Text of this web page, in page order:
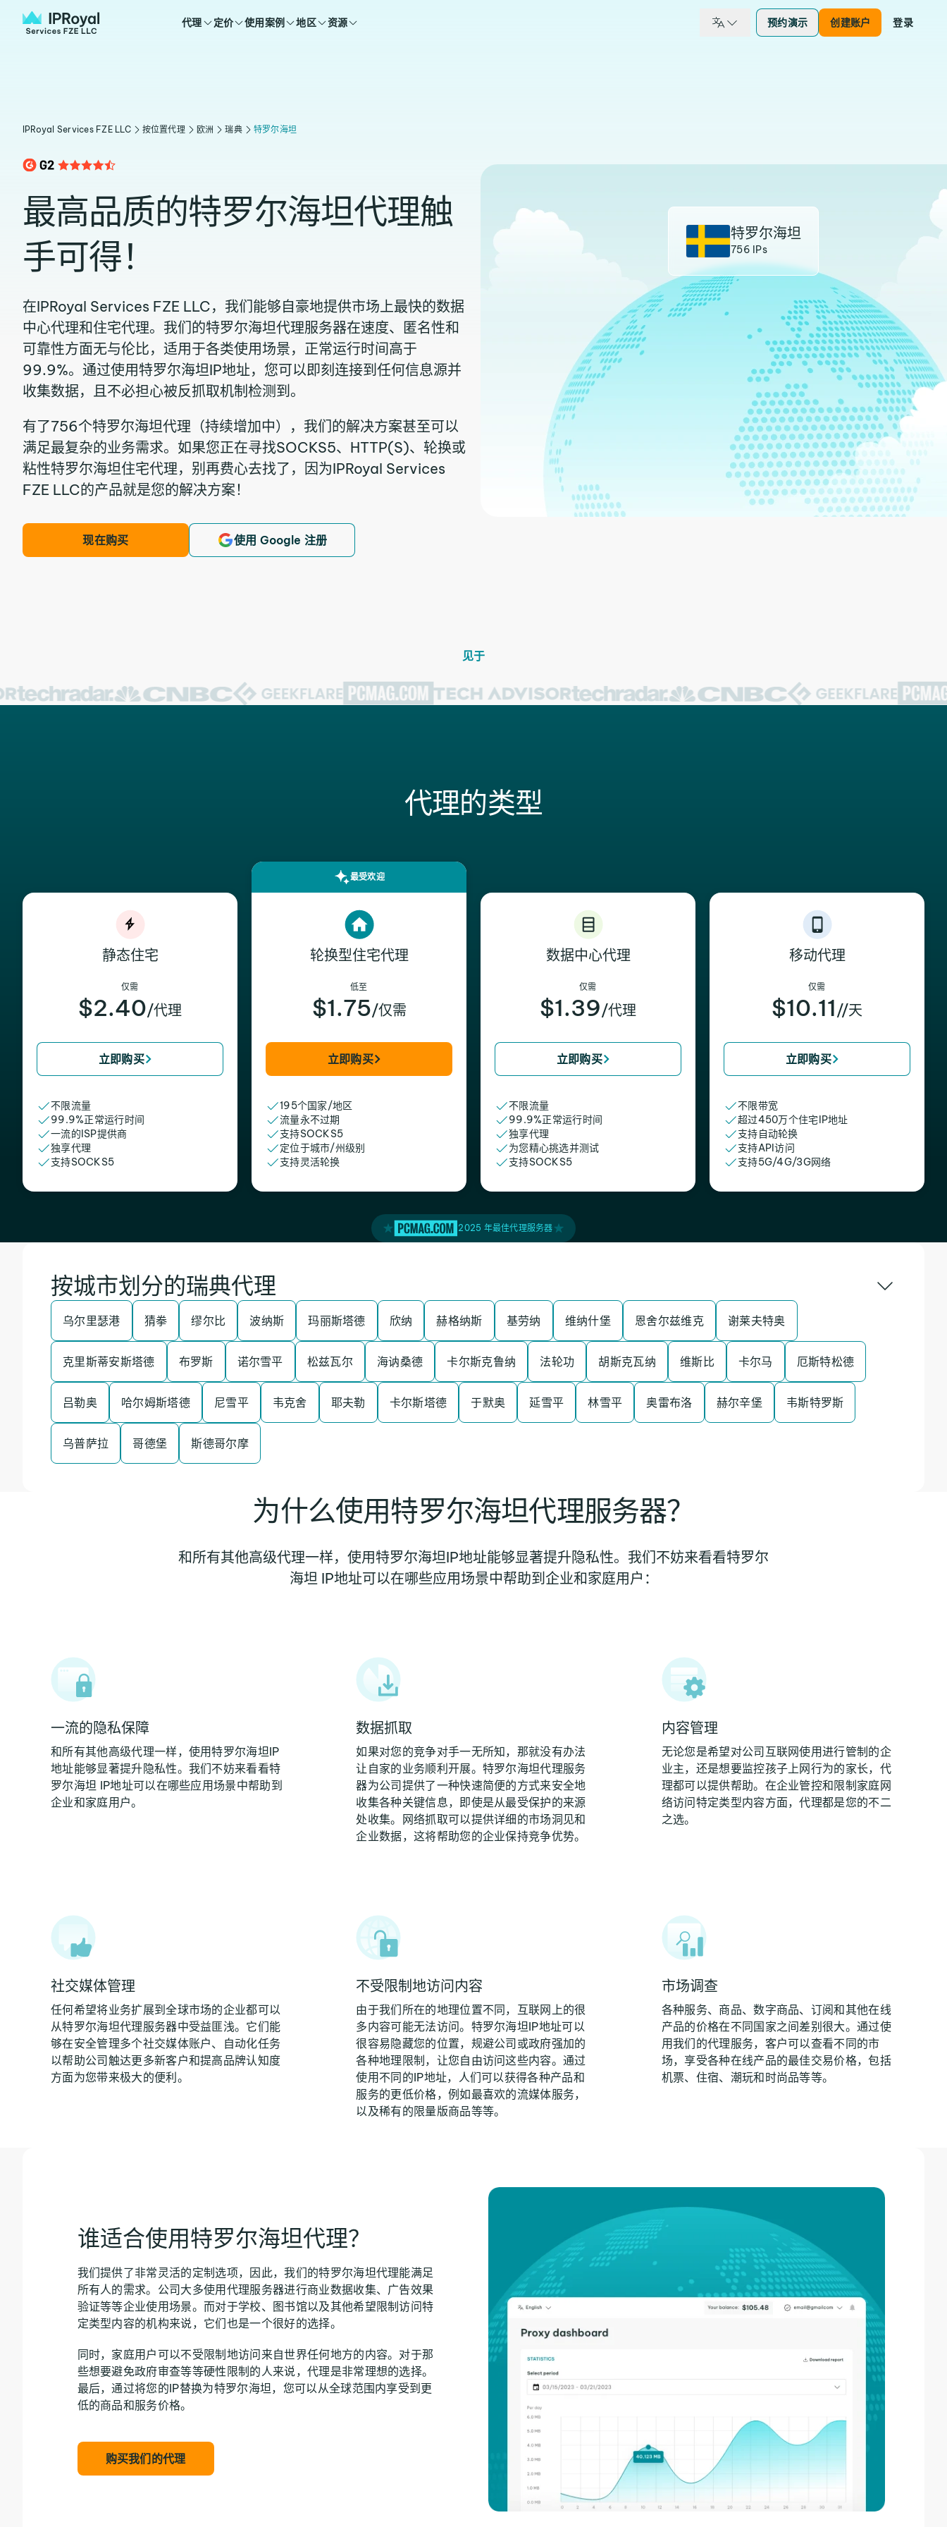
代理 定价 使用案例 地区 资源 预约演示 创建账户 登录
IPRoyal Services FZE LLC 按位置代理 欧洲 瑞典 特罗尔海坦
最高品质的特罗尔海坦代理触
手可得！
在IPRoyal Services FZE LLC，我们能够自豪地提供市场上最快的数据
中心代理和住宅代理。我们的特罗尔海坦代理服务器在速度、匿名性和
可靠性方面无与伦比，适用于各类使用场景，正常运行时间高于
99.9%。通过使用特罗尔海坦IP地址，您可以即刻连接到任何信息源并
收集数据，且不必担心被反抓取机制检测到。
有了756个特罗尔海坦代理（持续增加中），我们的解决方案甚至可以
满足最复杂的业务需求。如果您正在寻找SOCKS5、HTTP(S)、轮换或
粘性特罗尔海坦住宅代理，别再费心去找了，因为IPRoyal Services
FZE LLC的产品就是您的解决方案！
现在购买 使用 Google 注册
特罗尔海坦
756 IPs
见于
代理的类型
静态住宅
仅需
$2.40/代理
立即购买
不限流量
99.9%正常运行时间
一流的ISP提供商
独享代理
支持SOCKS5
最受欢迎
轮换型住宅代理
低至
$1.75/仅需
立即购买
195个国家/地区
流量永不过期
支持SOCKS5
定位于城市/州级别
支持灵活轮换
数据中心代理
仅需
$1.39/代理
立即购买
不限流量
99.9%正常运行时间
独享代理
为您精心挑选并测试
支持SOCKS5
移动代理
仅需
$10.11 //天
立即购买
不限带宽
超过450万个住宅IP地址
支持自动轮换
支持API访问
支持5G/4G/3G网络
2025 年最佳代理服务器
按城市划分的瑞典代理
乌尔里瑟港 猜拳 缪尔比 波纳斯 玛丽斯塔德 欣纳 赫格纳斯 基劳纳 维纳什堡 恩舍尔兹维克 谢莱夫特奥
克里斯蒂安斯塔德 布罗斯 诺尔雪平 松兹瓦尔 海讷桑德 卡尔斯克鲁纳 法轮功 胡斯克瓦纳 维斯比 卡尔马 厄斯特松德
吕勒奥 哈尔姆斯塔德 尼雪平 韦克舍 耶夫勒 卡尔斯塔德 于默奥 延雪平 林雪平 奥雷布洛 赫尔辛堡 韦斯特罗斯
乌普萨拉 哥德堡 斯德哥尔摩
为什么使用特罗尔海坦代理服务器？
和所有其他高级代理一样，使用特罗尔海坦IP地址能够显著提升隐私性。我们不妨来看看特罗尔
海坦 IP地址可以在哪些应用场景中帮助到企业和家庭用户：
一流的隐私保障
和所有其他高级代理一样，使用特罗尔海坦IP
地址能够显著提升隐私性。我们不妨来看看特
罗尔海坦 IP地址可以在哪些应用场景中帮助到
企业和家庭用户。
数据抓取
如果对您的竞争对手一无所知，那就没有办法
让自家的业务顺利开展。特罗尔海坦代理服务
器为公司提供了一种快速简便的方式来安全地
收集各种关键信息，即使是从最受保护的来源
处收集。网络抓取可以提供详细的市场洞见和
企业数据，这将帮助您的企业保持竞争优势。
内容管理
无论您是希望对公司互联网使用进行管制的企
业主，还是想要监控孩子上网行为的家长，代
理都可以提供帮助。在企业管控和限制家庭网
络访问特定类型内容方面，代理都是您的不二
之选。
社交媒体管理
任何希望将业务扩展到全球市场的企业都可以
从特罗尔海坦代理服务器中受益匪浅。它们能
够在安全管理多个社交媒体账户、自动化任务
以帮助公司触达更多新客户和提高品牌认知度
方面为您带来极大的便利。
不受限制地访问内容
由于我们所在的地理位置不同，互联网上的很
多内容可能无法访问。特罗尔海坦IP地址可以
很容易隐藏您的位置，规避公司或政府强加的
各种地理限制，让您自由访问这些内容。通过
使用不同的IP地址，人们可以获得各种产品和
服务的更低价格，例如最喜欢的流媒体服务，
以及稀有的限量版商品等等。
市场调查
各种服务、商品、数字商品、订阅和其他在线
产品的价格在不同国家之间差别很大。通过使
用我们的代理服务，客户可以查看不同的市
场，享受各种在线产品的最佳交易价格，包括
机票、住宿、潮玩和时尚品等等。
谁适合使用特罗尔海坦代理？
我们提供了非常灵活的定制选项，因此，我们的特罗尔海坦代理能满足
所有人的需求。公司大多使用代理服务器进行商业数据收集、广告效果
验证等等企业使用场景。而对于学校、图书馆以及其他希望限制访问特
定类型内容的机构来说，它们也是一个很好的选择。
同时，家庭用户可以不受限制地访问来自世界任何地方的内容。对于那
些想要避免政府审查等等硬性限制的人来说，代理是非常理想的选择。
最后，通过将您的IP替换为特罗尔海坦，您可以从全球范围内享受到更
低的商品和服务价格。
购买我们的代理